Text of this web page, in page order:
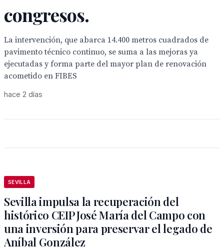
congresos.
La intervención, que abarca 14.400 metros cuadrados de
pavimento técnico continuo, se suma a las mejoras ya
ejecutadas y forma parte del mayor plan de renovación
acometido en FIBES
hace 2 días
SEVILLA
Sevilla impulsa la recuperación del
histórico CEIP José María del Campo con
una inversión para preservar el legado de
Aníbal González